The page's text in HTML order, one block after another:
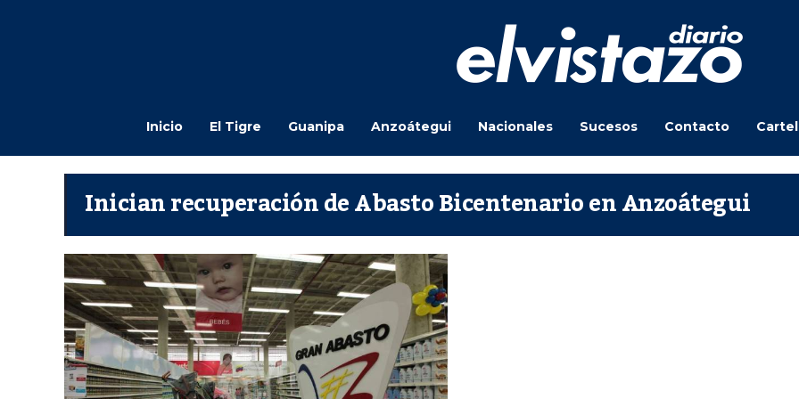
Inicio El Tigre Guanipa Anzoátegui Nacionales Sucesos Contacto
Inician recuperación de Abasto Bicentenario en Anzoátegui